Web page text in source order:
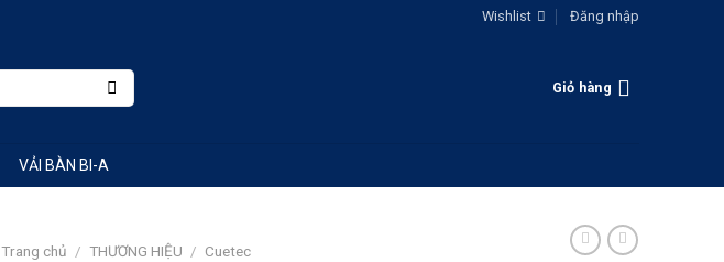
Wishlist Đăng nhập
Giỏ hàng
VẢI BÀN BI-A
Trang chủ / THƯƠNG HIỆU / Cuetec